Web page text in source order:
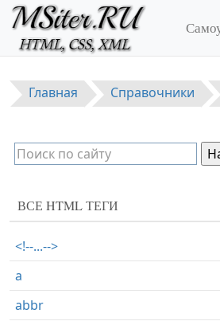
Перейти к основному содержанию
Главная Справочники
ВСЕ HTML ТЕГИ
<!--...-->
a
abbr